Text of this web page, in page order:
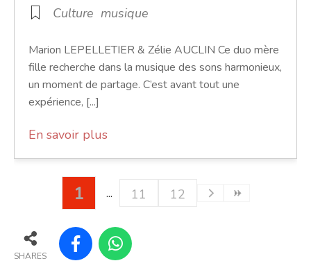
Culture musique
Marion LEPELLETIER & Zélie AUCLIN Ce duo mère
fille recherche dans la musique des sons harmonieux,
un moment de partage. C’est avant tout une
expérience, [...]
En savoir plus
1 11 12
SHARES